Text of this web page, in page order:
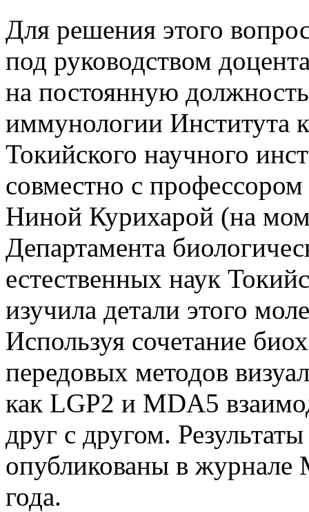
Для решения этого
под руководством
на постоянную
иммунологии Института
Токийского научного
совместно с
Ниной Курихарой ​​(на
Департамента
естественных наук
изучила детали этого
Используя сочетание
передовых методов
как LGP2 и MDA5
друг с другом.
опубликованы в журнале
года.